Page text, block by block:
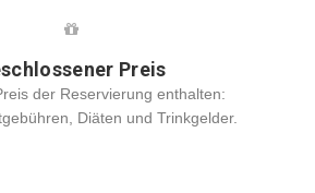
Preis
der Reservierung enthalten:
Diäten und Trinkgelder.